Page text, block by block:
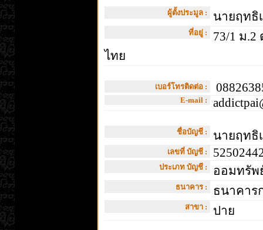
ผู้ตั้งประมูล : นายฤทธิ
ที่อยู่ :
73/1 ม.2
ไทย
เบอร์โทรติดต่อ :
E-mail :
ชื่อบัญชี : นายฤทธิ
เลขที่ บัญชี :
ประเภท บัญชี : ออมทรัพ
ธนาคาร : ธนาคาร
สาขา : ปาย